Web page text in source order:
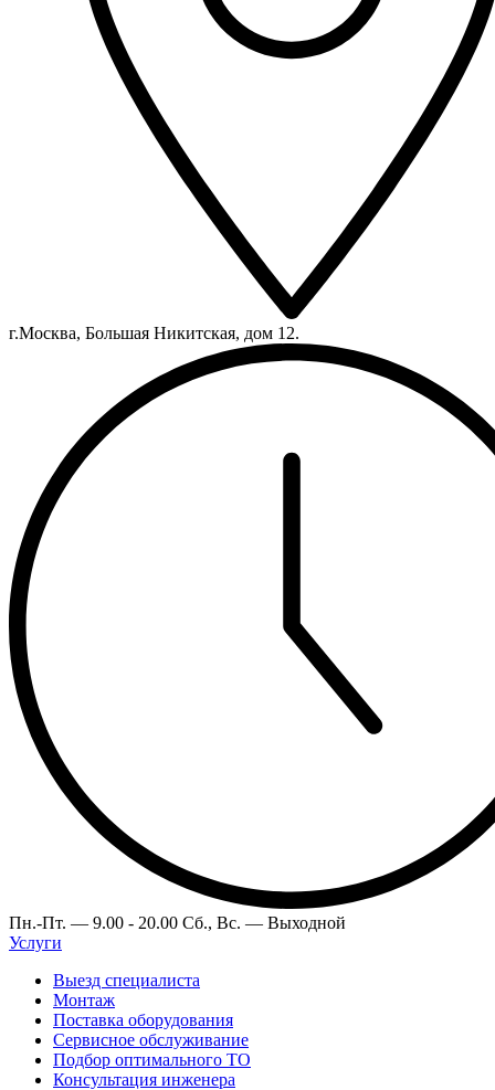
г.Москва, Большая Никитская, дом 12.
Пн.-Пт. — 9.00 - 20.00 Сб., Вс. — Выходной
Услуги
Выезд специалиста
Монтаж
Поставка оборудования
Сервисное обслуживание
Подбор оптимального ТО
Консультация инженера